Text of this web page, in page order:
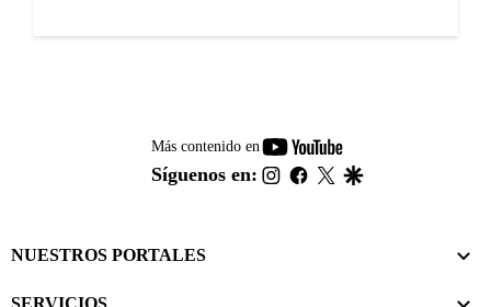
Más contenido en
youtube-
footer
Síguenos en: instagram
facebook
twitter
NUESTROS PORTALES
SERVICIOS